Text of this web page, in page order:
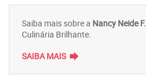
Saiba mais sobre a Nancy Neide F.
Culinária Brilhante.
SAIBA MAIS forward